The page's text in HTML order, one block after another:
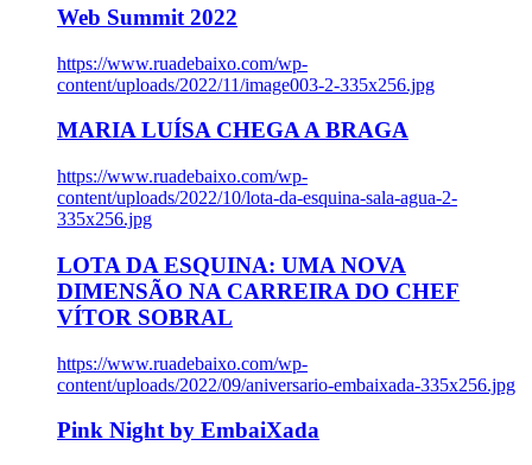
Web Summit 2022
https://www.ruadebaixo.com/wp-
content/uploads/2022/11/image003-2-335x256.jpg
MARIA LUÍSA CHEGA A BRAGA
https://www.ruadebaixo.com/wp-
content/uploads/2022/10/lota-da-esquina-sala-agua-2-
335x256.jpg
LOTA DA ESQUINA: UMA NOVA
DIMENSÃO NA CARREIRA DO CHEF
VÍTOR SOBRAL
https://www.ruadebaixo.com/wp-
content/uploads/2022/09/aniversario-embaixada-335x256.jpg
Pink Night by EmbaiXada